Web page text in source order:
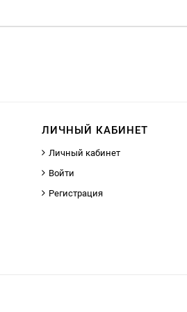
ЛИЧНЫЙ КАБИНЕТ
Личный кабинет
Войти
Регистрация